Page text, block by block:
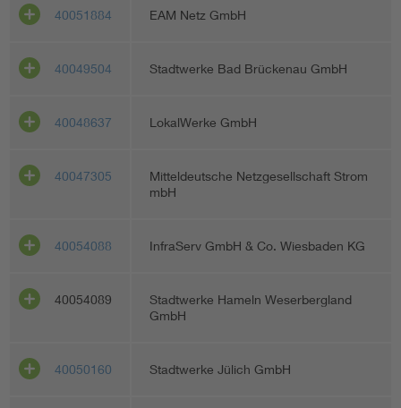
40051884 EAM Netz GmbH
40049504 Stadtwerke Bad Brückenau GmbH
40048637 LokalWerke GmbH
40047305
Mitteldeutsche Netzgesellschaft Strom
mbH
40054088 InfraServ GmbH & Co. Wiesbaden KG
40054089
Stadtwerke Hameln Weserbergland
GmbH
40050160 Stadtwerke Jülich GmbH